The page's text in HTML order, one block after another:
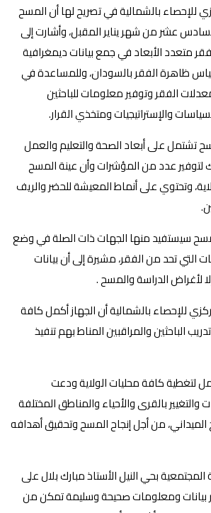
للإحصاء بالشمالية في تصريح لها أن المسح
عشر من شهر يناير المقبل، وأشارت إلى
متعدد الأبعاد في جمع بيانات ديمغرافية
ظاهرة الفقر بالسودان، وللمساعدة في
الفقر وتوفير معلومات للباحثين
والإستراتيجيات ومتخذي القرار.
تشتمل على أبعاد الصحة والتعليم والعمل
عدد من المؤشرات وأن عينة المسح
وتحتوي على أنماط المعيشة للحضر والريف
سيستفيد منها الجهات ذات الصلة في وضع
التي تحد من الفقر، مشيرة إلى أن بيانات
لأغراض الدراسة والمسح .
للإحصاء بالشمالية أن الجهاز أكمل كافة
الباحثين والمراقبين المناط بهم تنفيذ
كافة محليات الولاية ودعت
بالقرى والأحياء والمناطق المختلفة
من أجل إنجاح المسح وتحقيق أهدافه
المجتمعية بحي النيل الأستاذ مبارك بلال على
بيانات ومعلومات صحيحة وسليمة تمكن من